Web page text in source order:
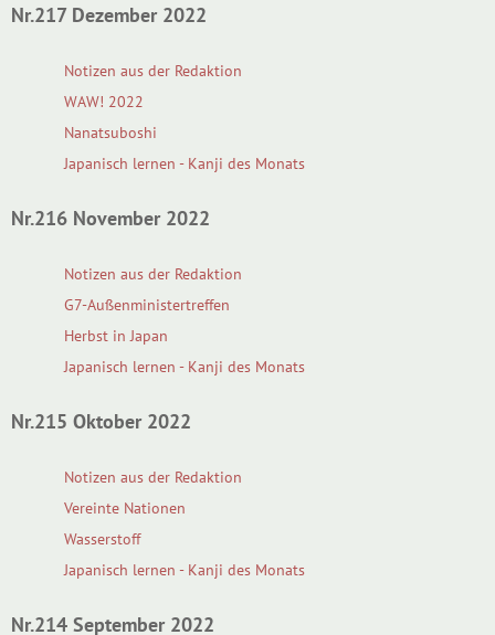
Nr.217 Dezember 2022
Notizen aus der Redaktion
WAW! 2022
Nanatsuboshi
Japanisch lernen - Kanji des Monats
Nr.216 November 2022
Notizen aus der Redaktion
G7-Außenministertreffen
Herbst in Japan
Japanisch lernen - Kanji des Monats
Nr.215 Oktober 2022
Notizen aus der Redaktion
Vereinte Nationen
Wasserstoff
Japanisch lernen - Kanji des Monats
Nr.214 September 2022